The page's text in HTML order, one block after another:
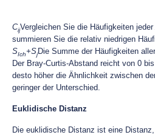
CijVergleichen Sie die Häufigkeiten
summieren Sie die relativ niedrigen
SIch+SjDie Summe der Häufigkeiten
Der Bray-Curtis-Abstand reicht von 0
desto höher die Ähnlichkeit zwischen
geringer der Unterschied.
Euklidische Distanz
Die euklidische Distanz ist eine